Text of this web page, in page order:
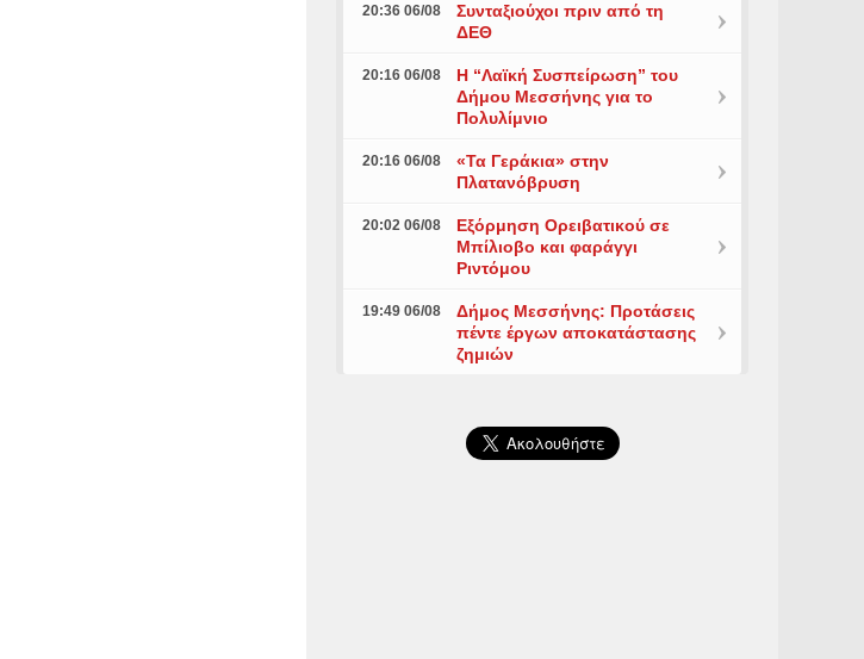
20:36 06/08
Συνταξιούχοι πριν από τη
ΔΕΘ
20:16 06/08
Η “Λαϊκή Συσπείρωση” του
Δήμου Μεσσήνης για το
Πολυλίμνιο
20:16 06/08
«Τα Γεράκια» στην
Πλατανόβρυση
20:02 06/08
Εξόρμηση Ορειβατικού σε
Μπίλιοβο και φαράγγι
Ριντόμου
19:49 06/08
Δήμος Μεσσήνης: Προτάσεις
πέντε έργων αποκατάστασης
ζημιών